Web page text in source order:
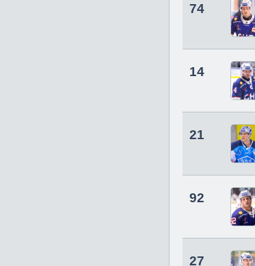
74
14
21
92
27